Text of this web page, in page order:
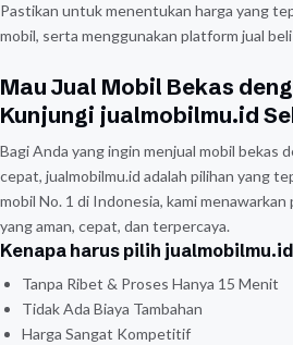
Pastikan untuk menentukan harga yang
mobil, serta menggunakan platform jual
Mau Jual Mobil Bekas
Kunjungi jualmobilmu.id
Bagi Anda yang ingin menjual mobil bekas
cepat, jualmobilmu.id adalah pilihan yang
mobil No. 1 di Indonesia, kami menawarkan
yang aman, cepat, dan terpercaya.
Kenapa harus pilih
Tanpa Ribet & Proses Hanya 15 Menit
Tidak Ada Biaya Tambahan
Harga Sangat Kompetitif